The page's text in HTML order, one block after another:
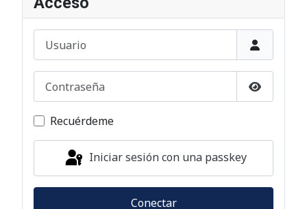
Mostrar
Recuérdeme
Iniciar sesión con una passkey
Conectar